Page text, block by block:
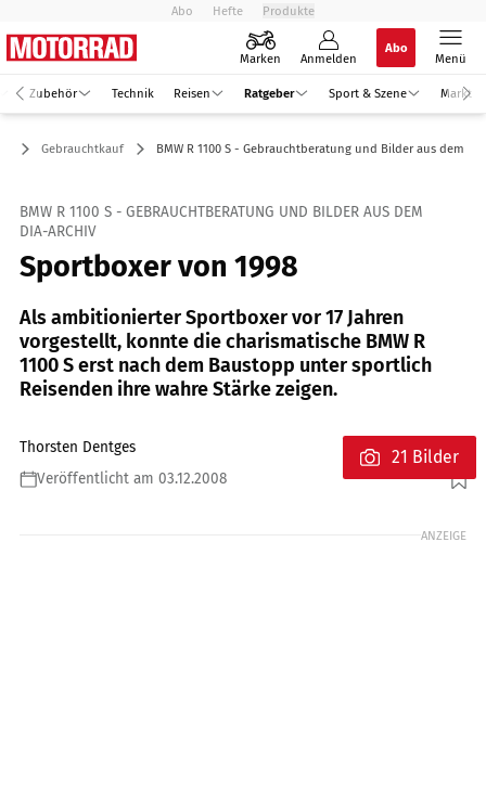
Abo Hefte Produkte
Marken Anmelden
Abo
Menü
Zubehör Technik Reisen Ratgeber Sport & Szene Markt
Gebrauchtkauf BMW R 1100 S - Gebrauchtberatung und Bilder aus dem
BMW R 1100 S - GEBRAUCHTBERATUNG UND BILDER AUS DEM
DIA-ARCHIV
Sportboxer von 1998
Als ambitionierter Sportboxer vor 17 Jahren
vorgestellt, konnte die charismatische BMW R
1100 S erst nach dem Baustopp unter sportlich
Reisenden ihre wahre Stärke zeigen.
Thorsten Dentges
Veröffentlicht am 03.12.2008
Foto: fact
21 Bilder
ANZEIGE